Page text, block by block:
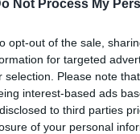
Not Process My
opt-out of the sale,
for targeted
selection. Please note
interest-based ads
to third parties
of your personal